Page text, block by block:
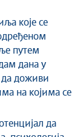
које се
путем
дана у
да доживи
на којима се
да